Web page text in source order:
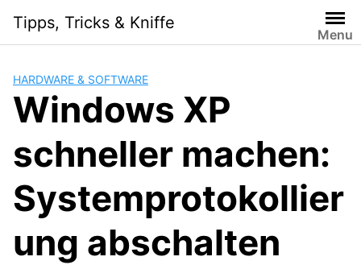
content
Tipps, Tricks & Kniffe
Menu
HARDWARE & SOFTWARE
Windows XP
schneller machen:
Systemprotokollier
ung abschalten